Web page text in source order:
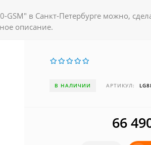
в Санкт-Петербурге можно,
описание.
В НАЛИЧИИ АРТИКУЛ:
66